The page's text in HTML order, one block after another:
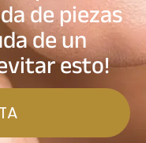
de piezas
de un
esto!